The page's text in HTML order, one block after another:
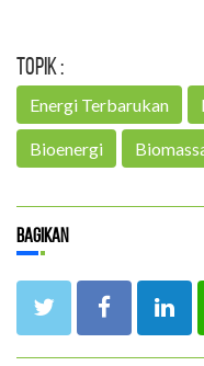
Topik :
Energi Terbarukan
Bioenergi
Bagikan